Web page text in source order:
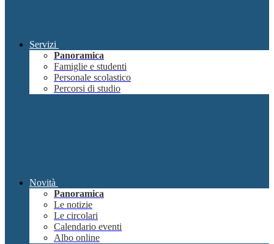
Servizi
Panoramica
Famiglie e studenti
Personale scolastico
Percorsi di studio
Novità
Panoramica
Le notizie
Le circolari
Calendario eventi
Albo online